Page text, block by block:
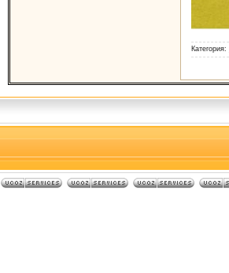
Категория: